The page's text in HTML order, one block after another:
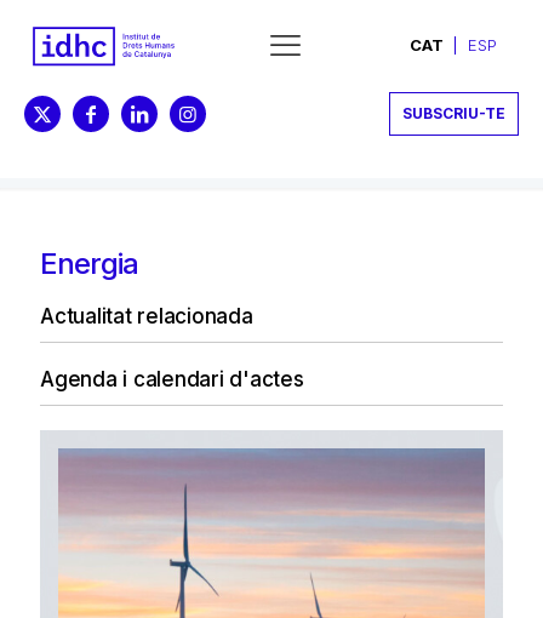
CAT ESP
SUBSCRIU-TE
Energia
Actualitat relacionada
Agenda i calendari d'actes